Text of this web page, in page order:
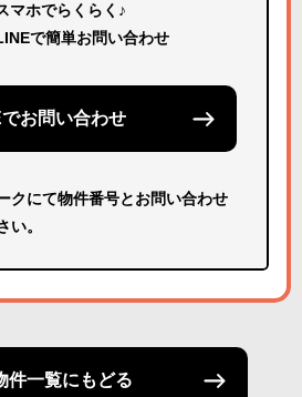
マホでらくらく♪
で簡単お問い合わせ
お問い合わせ
クにて物件番号とお問い合わせ
い。
件一覧にもどる